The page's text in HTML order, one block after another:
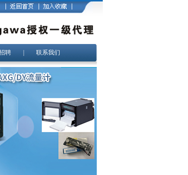
聘 联系我们